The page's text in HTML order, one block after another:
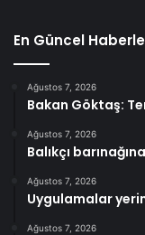
En Güncel
Ağustos 7, 2026
Bakan Göktaş:
Ağustos 7, 2026
Balıkçı
Ağustos 7, 2026
Uygulamalar
Ağustos 7, 2026